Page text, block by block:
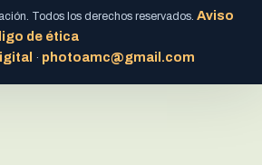
Todos los derechos reservados. Aviso
de ética
· photoamc@gmail.com